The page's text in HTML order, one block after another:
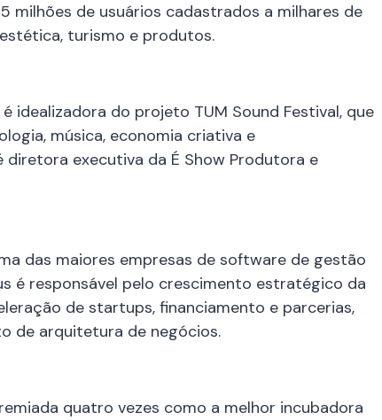
milhões de usuários cadastrados a milhares de
turismo e produtos.
idealizadora do projeto TUM Sound Festival, que
música, economia criativa e
executiva da É Show Produtora e
das maiores empresas de software de gestão
é responsável pelo crescimento estratégico da
de startups, financiamento e parcerias,
de arquitetura de negócios.
quatro vezes como a melhor incubadora